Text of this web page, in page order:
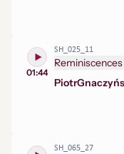
01:44
SH_025_11
Piotr
SH_065_27